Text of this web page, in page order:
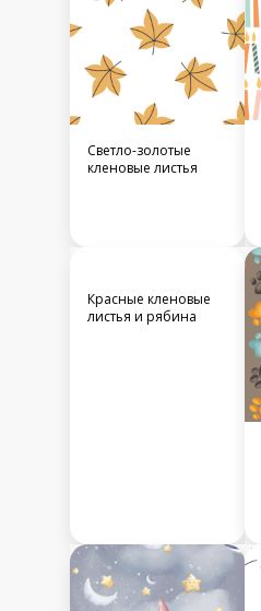
Светло-золотые
кленовые листья
Красные кленовые
листья и рябина